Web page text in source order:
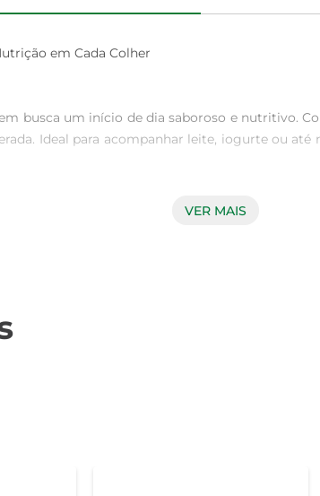
em Cada Colher
busca um início de dia saboroso e nutritivo.
Ideal para acompanhar leite, iogurte ou
ser utilizado em diversas receitas.
VER MAIS